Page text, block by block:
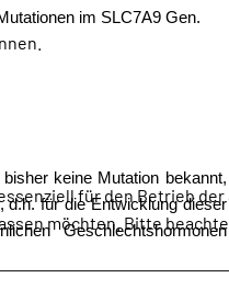
im SLC7A9 Gen.
keine Mutation bekannt,
d.h. für die Entwicklung dieser
Geschlechtshormonen
für den Betrieb
möchten. Bitte